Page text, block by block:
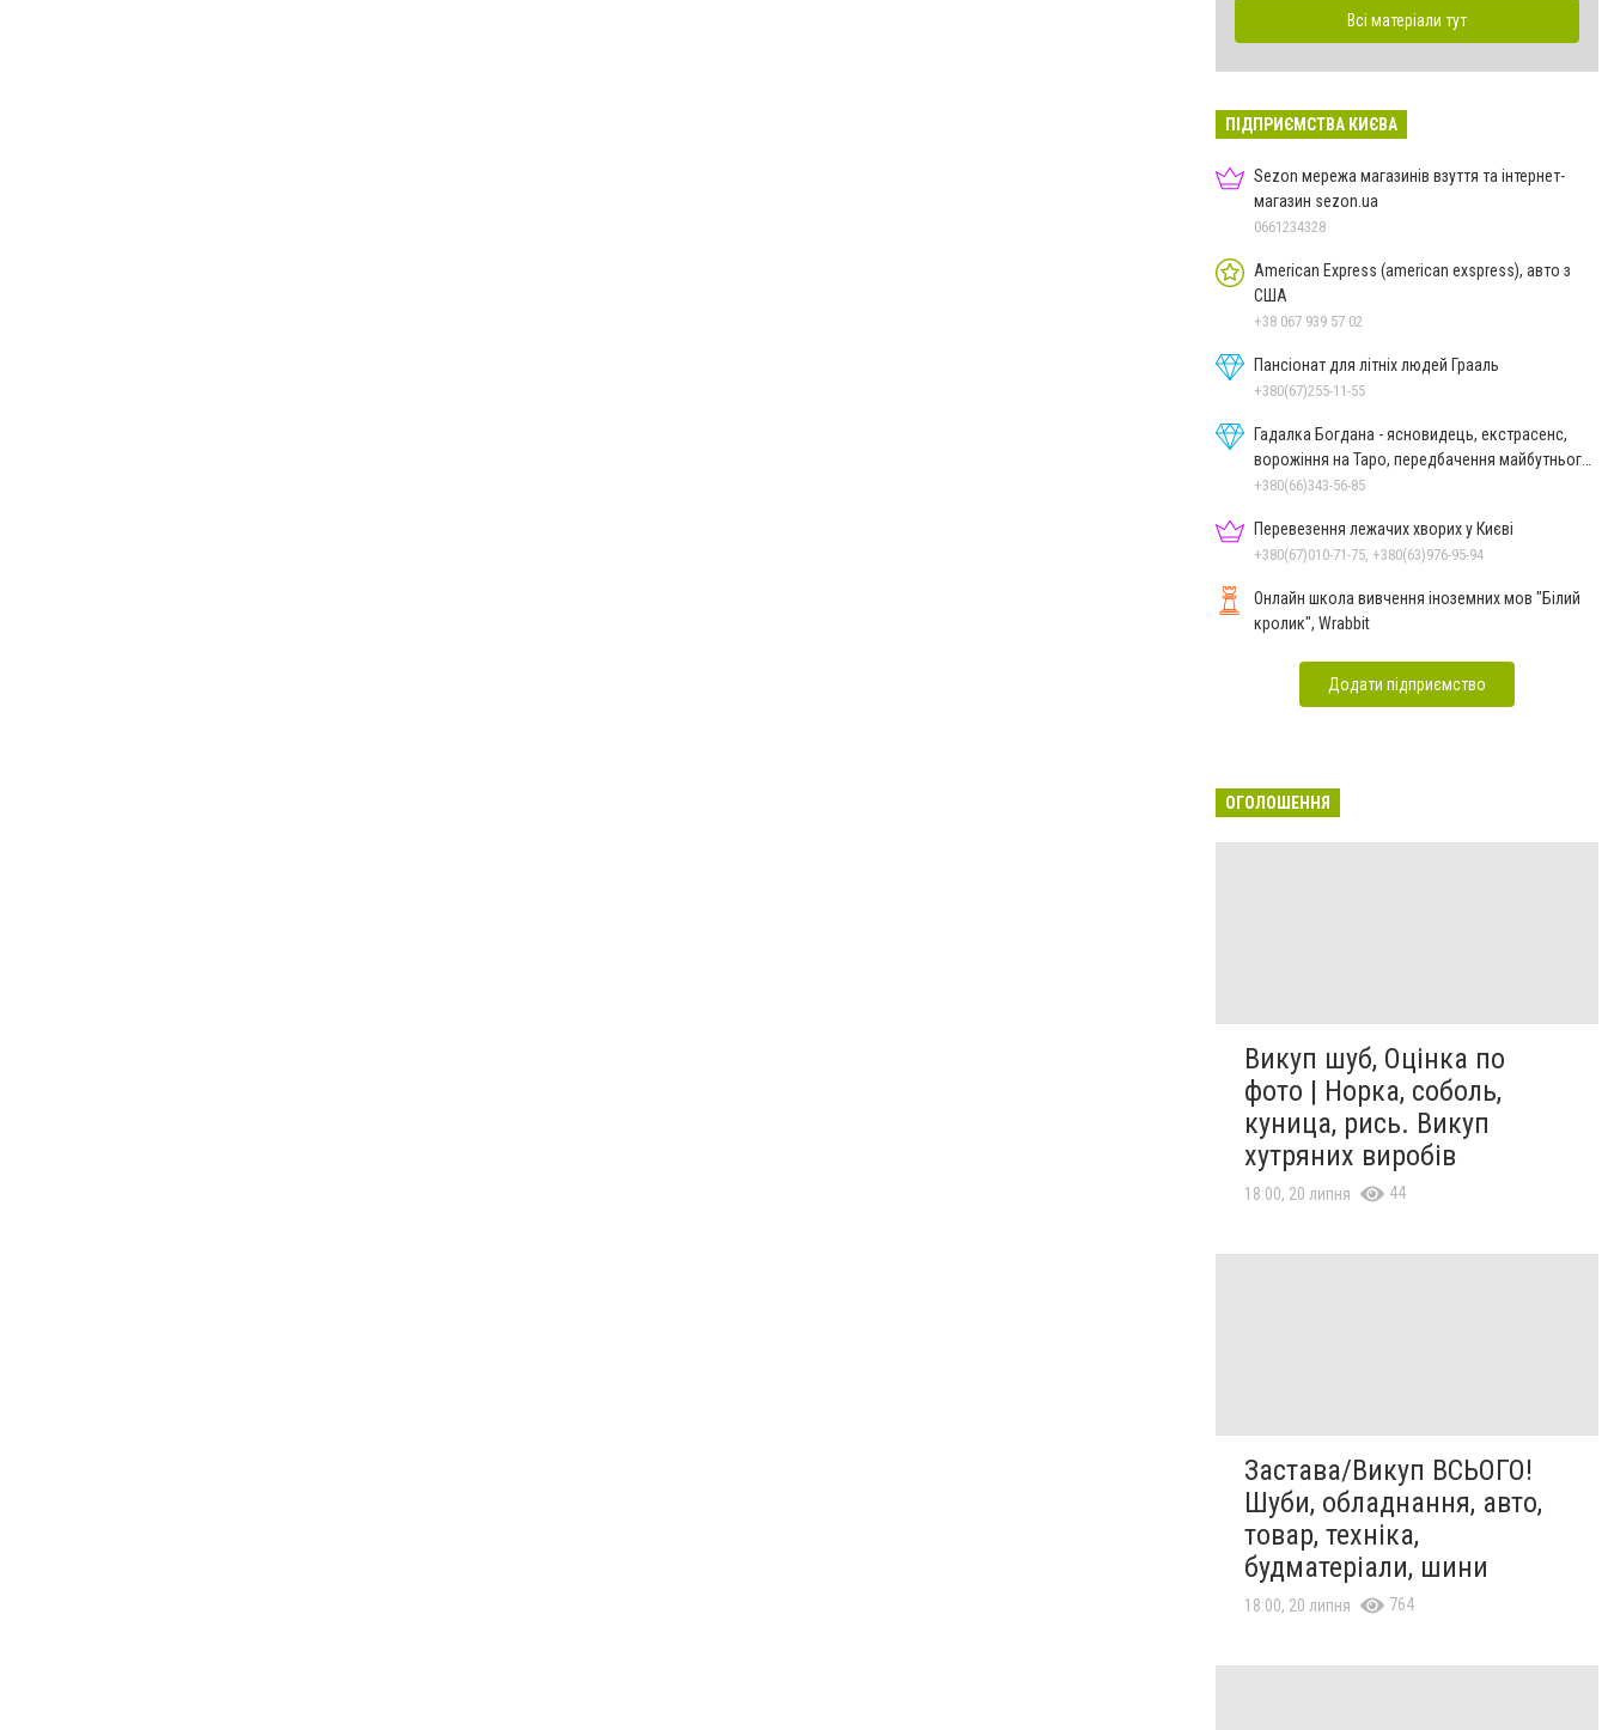
Всі матеріали тут
ПІДПРИЄМСТВА КИЄВА
Sezon мережа магазинів взуття та інтернет-
магазин sezon.ua
0661234328
American Express (american exspress), авто з
США
+38 067 939 57 02
Пансіонат для літніх людей Грааль
+380(67)255-11-55
Гадалка Богдана - ясновидець, екстрасенс,
ворожіння на Таро, передбачення майбутнього,
зняття порчі
+380(66)343-56-85
Перевезення лежачих хворих у Києві
+380(67)010-71-75, +380(63)976-95-94
Онлайн школа вивчення іноземних мов "Білий
кролик", Wrabbit
Додати підприємство
ОГОЛОШЕННЯ
Викуп шуб, Оцінка по
фото | Норка, соболь,
куница, рись. Викуп
хутряних виробів
18:00, 20 липня 44
Застава/Викуп ВСЬОГО!
Шуби, обладнання, авто,
товар, техніка,
будматеріали, шини
18:00, 20 липня 764